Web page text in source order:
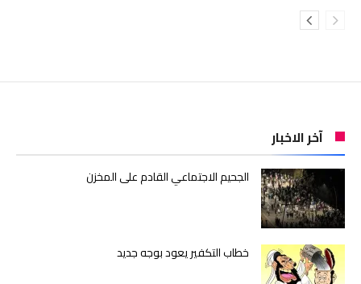
آخر الاخبار
الجحيم الاجتماعي القادم على المخزن
خطاب التكفير يعود بوجه جديد